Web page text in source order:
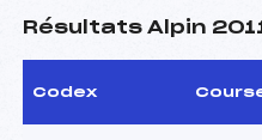
Résultats Alpin
Codex